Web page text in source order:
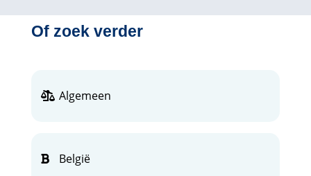
Of zoek verder
Algemeen
België